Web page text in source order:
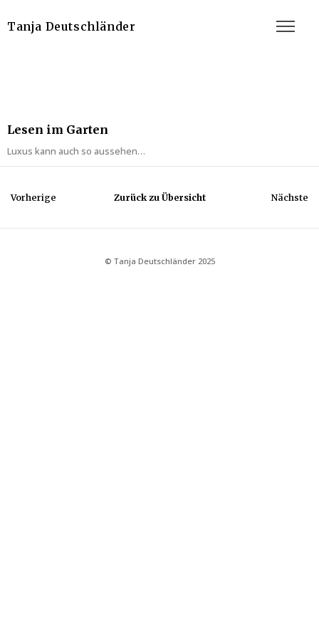
Tanja Deutschländer
Lesen im Garten
Luxus kann auch so aussehen…
Vorherige Zurück zu Übersicht Nächste
© Tanja Deutschländer 2025